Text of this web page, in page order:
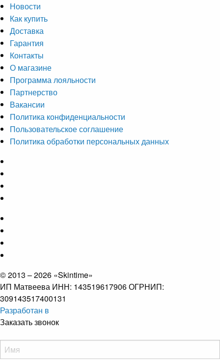
Новости
Как купить
Доставка
Гарантия
Контакты
О магазине
Программа лояльности
Партнерство
Вакансии
Политика конфиденциальности
Пользовательское соглашение
Политика обработки персональных данных
© 2013 – 2026 «Skintime»
ИП Матвеева ИНН: 143519617906 ОГРНИП:
309143517400131
Разработан в
Заказать звонок